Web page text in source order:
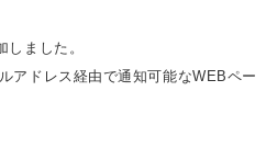
ました。
アドレス経由で通知可能なWEBペー